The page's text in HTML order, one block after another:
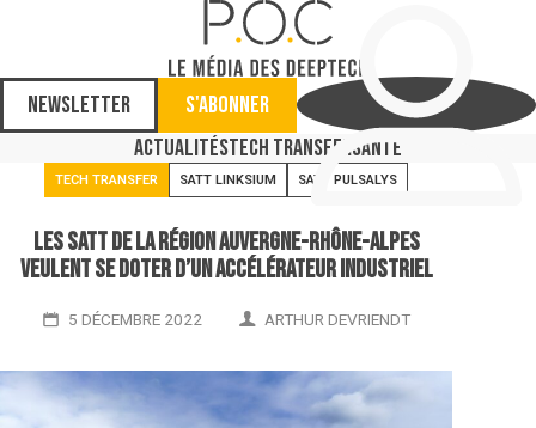
Newsletter
S'abonner
ActualitésTech TransferSanté
TECH TRANSFER SATT LINKSIUM SATT PULSALYS
Les Satt de la région Auvergne-Rhône-Alpes
veulent se doter d’un accélérateur industriel
5 DÉCEMBRE 2022 ARTHUR DEVRIENDT